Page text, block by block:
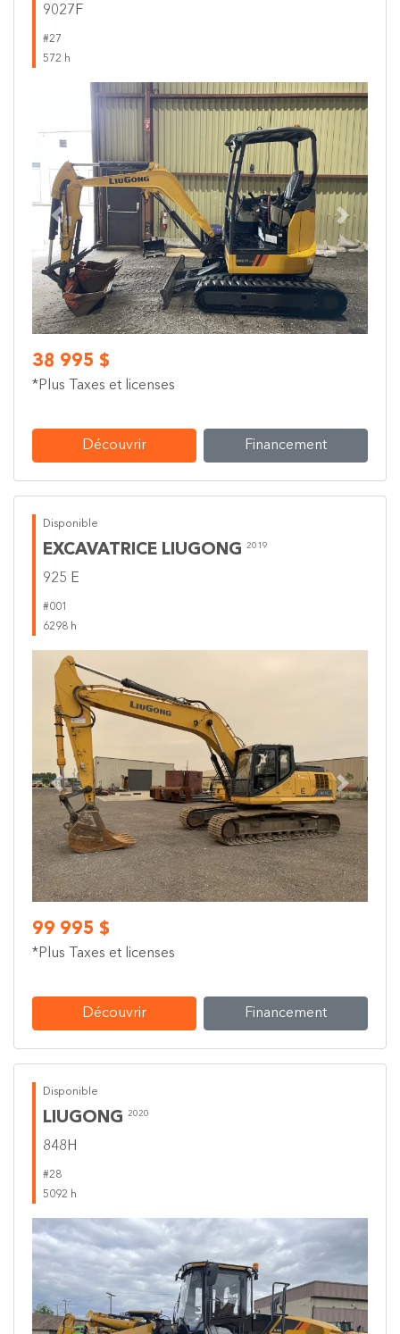
9027F
#27
572 h
Previous Next
38 995 $
*Plus Taxes et licenses
Découvrir Financement
Disponible
EXCAVATRICE LIUGONG 2019
925 E
#001
6298 h
Previous Next
99 995 $
*Plus Taxes et licenses
Découvrir Financement
Disponible
LIUGONG 2020
848H
#28
5092 h